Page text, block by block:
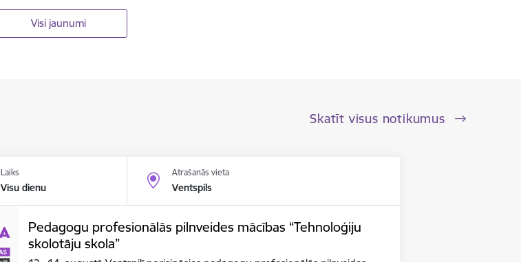
Visi jaunumi
Skatīt visus notikumus
Laiks
Visu dienu
Atrašanās vieta
Ventspils
Pedagogu profesionālās pilnveides mācības “Tehnoloģiju
skolotāju skola”